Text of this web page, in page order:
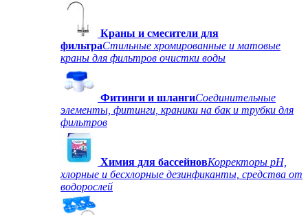
Краны и смесители для
фильтраСтильные хромированные и матовые
краны для фильтров очистки воды
Фитинги и шлангиСоединительные
элементы, фитинги, краники на бак и трубки для
фильтров
Химия для бассейновКорректоры рН,
хлорные и бесхлорные дезинфиканты, средства от
водорослей